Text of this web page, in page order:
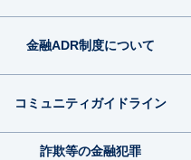
金融ADR制度について
コミュニティガイドライン
詐欺等の金融犯罪